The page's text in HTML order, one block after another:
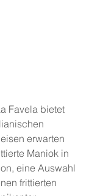
Favela bietet
erwarten
Maniok in
eine Auswahl
frittierten